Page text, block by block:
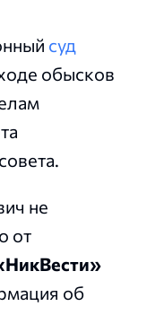
суд
обысков
не
от
об